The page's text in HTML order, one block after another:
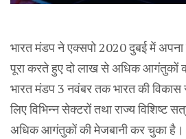
भारत मंडप ने एक्सपो 2020 दुबई में अपना
पूरा करते हुए दो लाख से अधिक आगंतुकों
भारत मंडप 3 नवंबर तक भारत की
लिए विभिन्न सेक्टरों तथा राज्य विशिष्ट
अधिक आगंतुकों की मेजबानी कर चुका